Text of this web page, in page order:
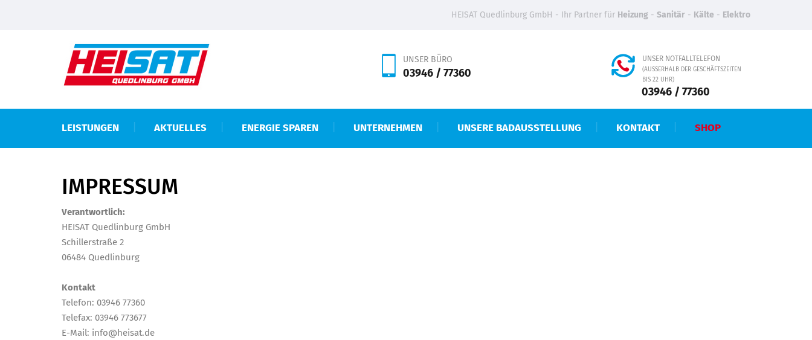
HEISAT Quedlinburg GmbH - Ihr Partner für Heizung - Sanitär - Kälte - Elektro
UNSER NOTFALLTELEFON
(AUSSERHALB DER GESCHÄFTSZEITEN B
IS 22 UHR)
03946 / 77360
UNSER BÜRO
03946 / 77360
LEISTUNGEN AKTUELLES ENERGIE SPAREN UNTERNEHMEN UNSERE BADAUSSTELLUNG KONTAKT SHOP
IMPRESSUM
Verantwortlich:
HEISAT Quedlinburg GmbH
Schillerstraße 2
06484 Quedlinburg
Kontakt
Telefon: 03946 77360
Telefax: 03946 773677
E-Mail: info@heisat.de